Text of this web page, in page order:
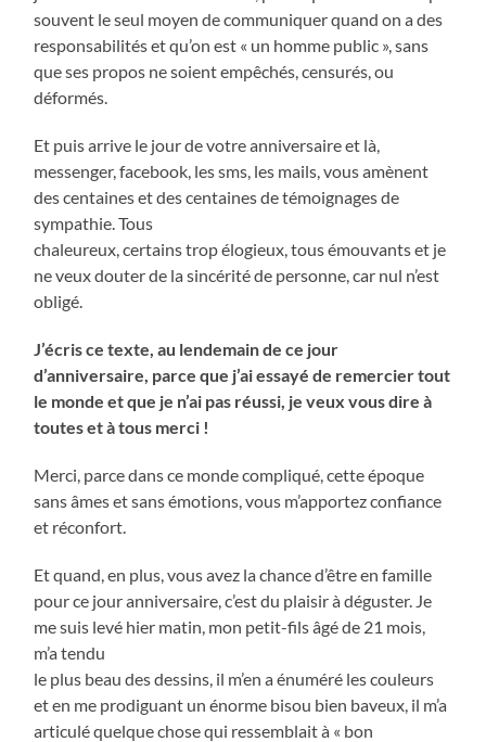
souvent le seul moyen de communiquer quand on a des
responsabilités et qu’on est « un homme public », sans
que ses propos ne soient empêchés, censurés, ou
déformés.
Et puis arrive le jour de votre anniversaire et là,
messenger, facebook, les sms, les mails, vous amènent
des centaines et des centaines de témoignages de
sympathie. Tous
chaleureux, certains trop élogieux, tous émouvants et je
ne veux douter de la sincérité de personne, car nul n’est
obligé.
J’écris ce texte, au lendemain de ce jour
d’anniversaire, parce que j’ai essayé de remercier tout
le monde et que je n’ai pas réussi, je veux vous dire à
toutes et à tous merci !
Merci, parce dans ce monde compliqué, cette époque
sans âmes et sans émotions, vous m’apportez confiance
et réconfort.
Et quand, en plus, vous avez la chance d’être en famille
pour ce jour anniversaire, c’est du plaisir à déguster. Je
me suis levé hier matin, mon petit-fils âgé de 21 mois,
m’a tendu
le plus beau des dessins, il m’en a énuméré les couleurs
et en me prodiguant un énorme bisou bien baveux, il m’a
articulé quelque chose qui ressemblait à « bon